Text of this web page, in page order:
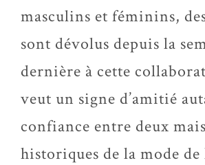
masculins et féminins,
sont dévolus depuis la
dernière à cette
veut un signe d’amitié
confiance entre deux
historiques de la mode de